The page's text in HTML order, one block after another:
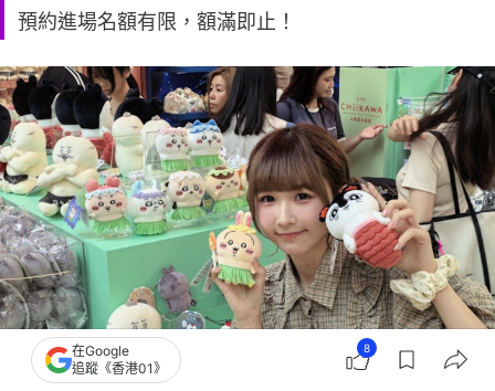
預約進場名額有限，額滿即止！
在Google
追蹤《香港01》
8